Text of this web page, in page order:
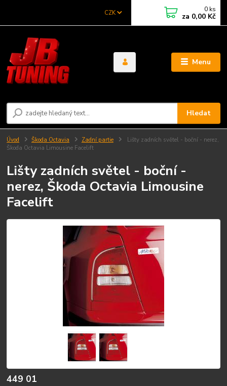
Menu
CZK
Hledat
0 ks
za 0,00 Kč
Úvod Škoda Octavia Zadní partie
Lišty zadních světel - boční - nerez,
Škoda Octavia Limousine Facelift
Lišty zadních světel - boční -
nerez, Škoda Octavia Limousine
Facelift
449 01